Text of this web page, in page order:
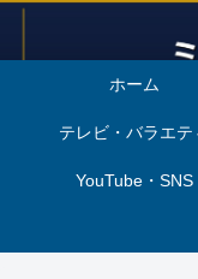
ホーム
テレビ・バラエテ
YouTube・SNS